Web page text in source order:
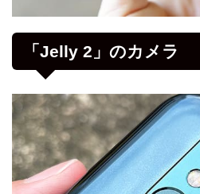
「Jelly 2」のカメラ